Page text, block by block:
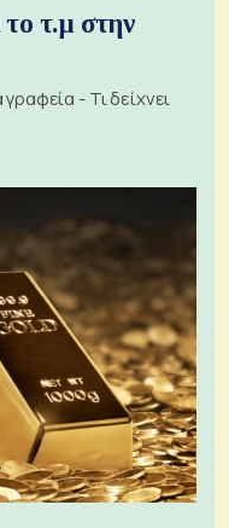
τ.μ στην
- Τι δείχνει